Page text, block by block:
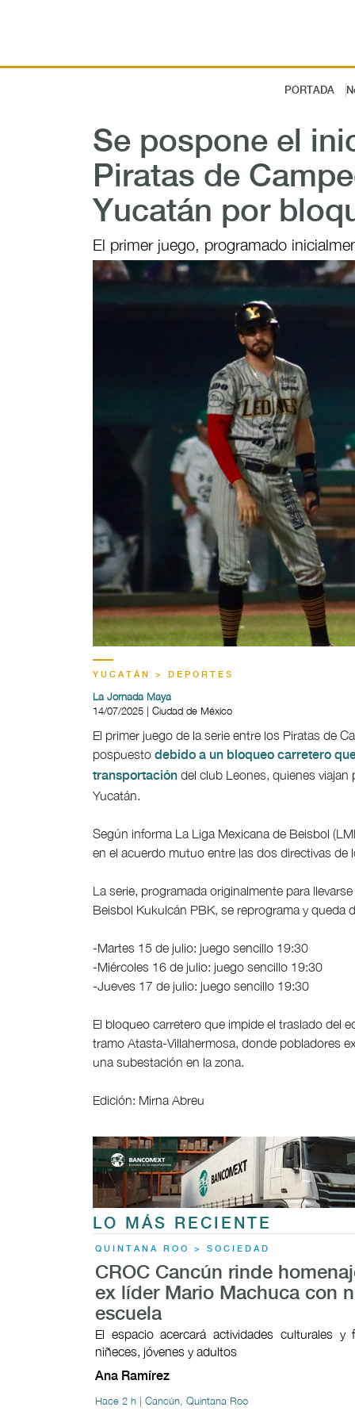
PORTADA
Se pospone el
Piratas de
Yucatán por
El primer juego, programado
YUCATÁN > DEPORTES
La Jornada Maya
14/07/2025 | Ciudad de México
El primer juego de la serie entre los Piratas de
pospuesto debido a un bloqueo carretero
transportación del club Leones, quienes viajan
Yucatán.
Según informa La Liga Mexicana de Beisbol
en el acuerdo mutuo entre las dos directivas
La serie, programada originalmente para
Beisbol Kukulcán PBK, se reprograma y queda
-Martes 15 de julio: juego sencillo 19:30
-Miércoles 16 de julio: juego sencillo 19:30
-Jueves 17 de julio: juego sencillo 19:30
El bloqueo carretero que impide el traslado del
tramo Atasta-Villahermosa, donde pobladores
una subestación en la zona.
Edición: Mirna Abreu
LO MÁS RECIENTE
QUINTANA ROO > SOCIEDAD
CROC Cancún rinde
ex líder Mario Machuca con
escuela
El espacio acercará actividades culturales y
niñeces, jóvenes y adultos
Ana Ramírez
Hace 2 h | Cancún, Quintana Roo